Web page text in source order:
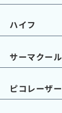
ハイフ
サーマクール
ピコレーザー